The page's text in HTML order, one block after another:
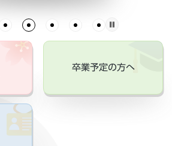
卒業予定の方へ